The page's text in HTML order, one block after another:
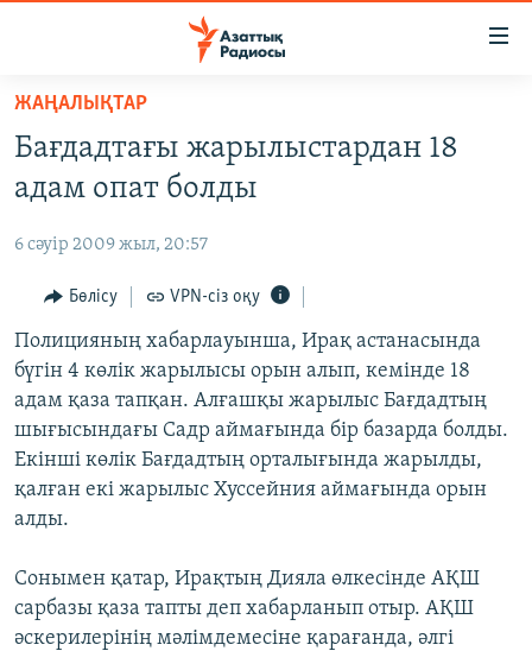
Skip
main
content
to
Navigation
Skip
to
Search
САЯСАТ
ҚАҢТАР ОҚИҒАСЫ
АДАМ ҚҰҚЫҚТАРЫ
ӘЛЕУМЕТ
ӘЛЕМ
АРНАЙЫ ЖОБАЛАР
Русский
ЖАҢАЛЫҚТАР
Бағдадтағы жарылыстардан 18
адам опат болды
6 сәуір 2009 жыл, 20:57
Бөлісу VPN-сіз оқу
Полицияның хабарлауынша, Ирақ астанасында
бүгін 4 көлік жарылысы орын алып, кемінде 18
адам қаза тапқан. Алғашқы жарылыс Бағдадтың
шығысындағы Садр аймағында бір базарда болды.
Екінші көлік Бағдадтың орталығында жарылды,
қалған екі жарылыс Хуссейния аймағында орын
алды.
Сонымен қатар, Ирақтың Дияла өлкесінде АҚШ
сарбазы қаза тапты деп хабарланып отыр. АҚШ
әскерилерінің мәлімдемесіне қарағанда, әлгі